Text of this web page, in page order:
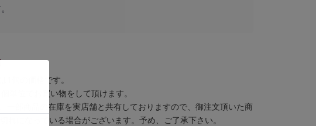
1個の価格です。
個単位でお買い物をして頂けます。
一部商品の在庫を実店舗と共有しておりますので、御注文頂いた商
切れになっている場合がございます。予め、ご了承下さい。